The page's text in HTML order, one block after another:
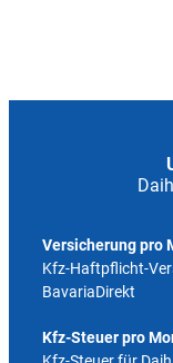
Versicherung pro
Kfz-Haftpflicht-
BavariaDirekt
Kfz-Steuer pro